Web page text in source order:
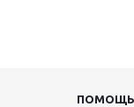
ПОМОЩЬ